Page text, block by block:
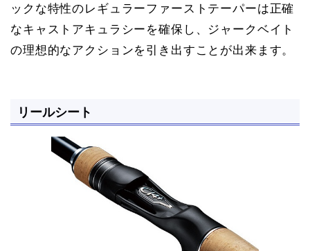
ックな特性のレギュラーファーストテーパーは正確
なキャストアキュラシーを確保し、ジャークベイト
の理想的なアクションを引き出すことが出来ます。
リールシート